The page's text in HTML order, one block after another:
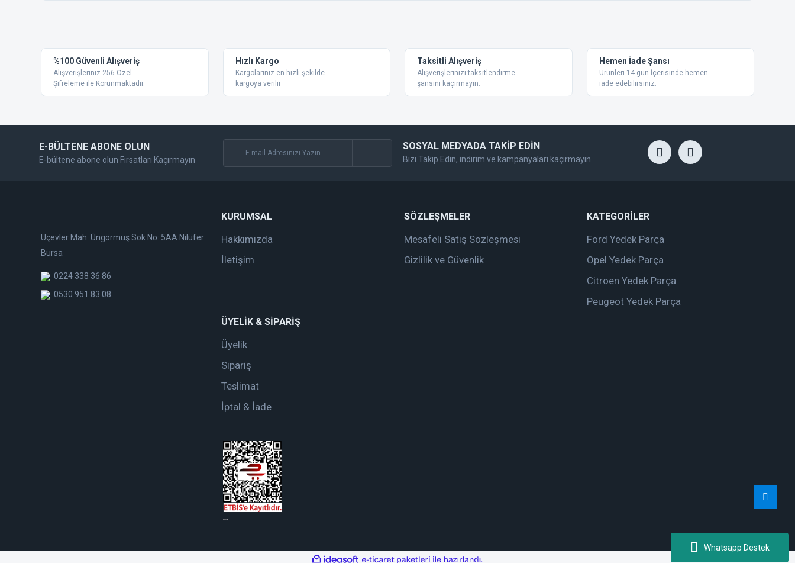
Whatsapp Destek
Ürün resmi kalitesiz, bozuk veya görüntülenemiyor.
Ürün açıklamasında eksik bilgiler bulunuyor.
Ürün bilgilerinde hatalar bulunuyor.
Ürün fiyatı diğer sitelerden daha pahalı.
%100 Güvenli Alışveriş
Alışverişleriniz 256 Özel
Şifreleme ile Korunmaktadır.
Hızlı Kargo
Kargolarınız en hızlı şekilde
kargoya verilir
Taksitli Alışveriş
Alışverişlerinizi taksitlendirme
şansını kaçırmayın.
Hemen İade Şansı
Ürünleri 14 gün İçerisinde hemen
iade edebilirsiniz.
E-BÜLTENE ABONE OLUN
E-bültene abone olun Fırsatları Kaçırmayın
SOSYAL MEDYADA TAKİP EDİN
Bizi Takip Edin, indirim ve kampanyaları kaçırmayın
Üçevler Mah. Üngörmüş Sok No: 5AA Nilüfer
Bursa
0224 338 36 86
0530 951 83 08
KURUMSAL
Hakkımızda
İletişim
SÖZLEŞMELER
Mesafeli Satış Sözleşmesi
Gizlilik ve Güvenlik
KATEGORİLER
Ford Yedek Parça
Opel Yedek Parça
Citroen Yedek Parça
Peugeot Yedek Parça
ÜYELİK & SİPARİŞ
Üyelik
Sipariş
Teslimat
İptal & İade
ideasoft e-